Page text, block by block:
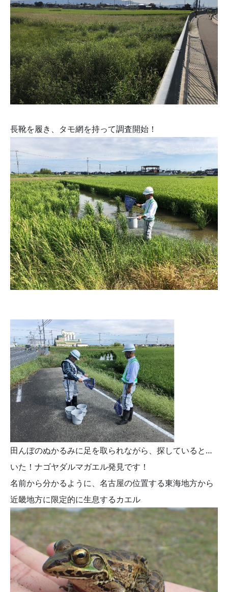
長靴を履き、タモ網を持って調査開始！
田んぼのぬかるみに足を取られながら、探していると…
いた！ナゴヤダルマガエル発見です！
名前から分かるように、名古屋の位置する東海地方から
近畿地方に限定的に生息するカエル